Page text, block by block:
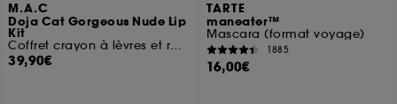
M.A.C
Doja Cat Gorgeous Nude Lip
Kit
Coffret crayon à lèvres et rouge à lèvres
39,90€
TARTE
maneater™
Mascara (format voyage)
1885
16,00€